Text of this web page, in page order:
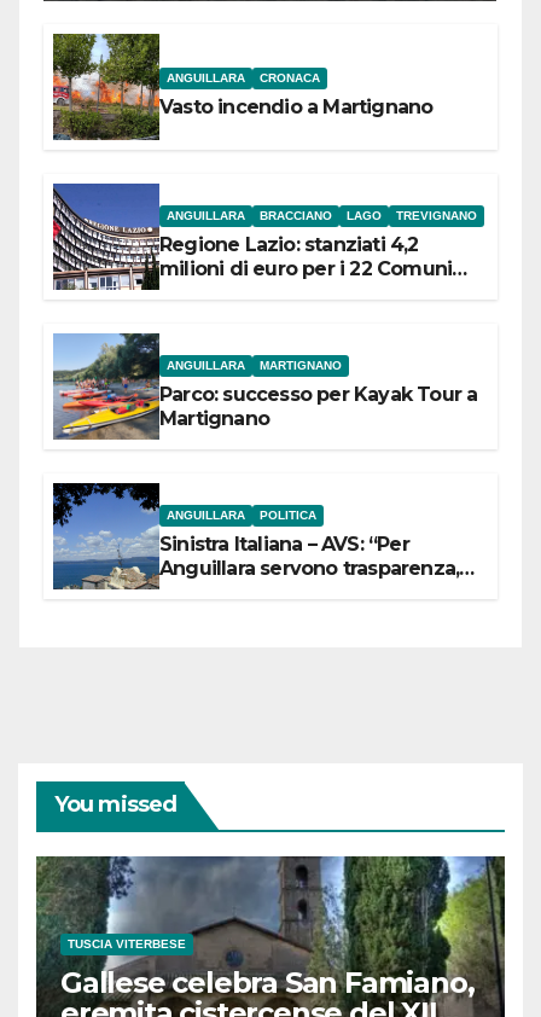
ANGUILLARA CRONACA
Vasto incendio a Martignano
ANGUILLARA BRACCIANO LAGO TREVIGNANO
Regione Lazio: stanziati 4,2
milioni di euro per i 22 Comuni
ANGUILLARA MARTIGNANO
Parco: successo per Kayak Tour a
Martignano
ANGUILLARA POLITICA
Sinistra Italiana – AVS: “Per
Anguillara servono trasparenza,
You missed
TUSCIA VITERBESE
Gallese celebra San Famiano,